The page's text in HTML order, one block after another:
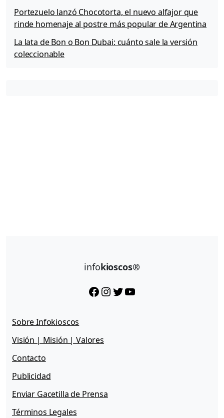
Portezuelo lanzó Chocotorta, el nuevo alfajor que
rinde homenaje al postre más popular de Argentina
La lata de Bon o Bon Dubai: cuánto sale la versión
coleccionable
infokioscos®
Facebook InstagramTwitter YouTube
Sobre Infokioscos
Visión | Misión | Valores
Contacto
Publicidad
Enviar Gacetilla de Prensa
Términos Legales